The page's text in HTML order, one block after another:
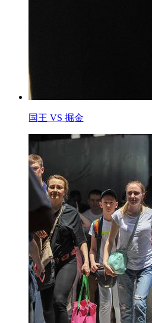
国王 VS 掘金